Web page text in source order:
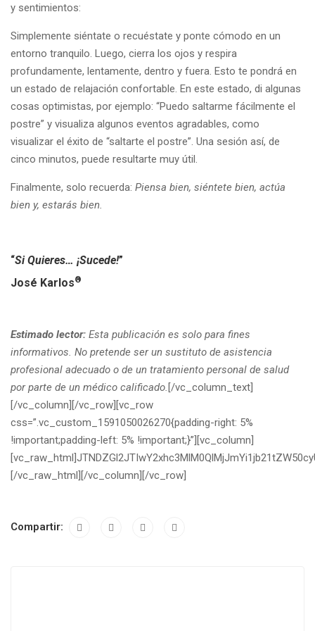
y sentimientos:
Simplemente siéntate o recuéstate y ponte cómodo en un
entorno tranquilo. Luego, cierra los ojos y respira
profundamente, lentamente, dentro y fuera. Esto te pondrá en
un estado de relajación confortable. En este estado, di algunas
cosas optimistas, por ejemplo: “Puedo saltarme fácilmente el
postre” y visualiza algunos eventos agradables, como
visualizar el éxito de “saltarte el postre”. Una sesión así, de
cinco minutos, puede resultarte muy útil.
Finalmente, solo recuerda: Piensa bien, siéntete bien, actúa
bien y, estarás bien.
“Si Quieres… ¡Sucede!”
José Karlos®
Estimado lector: Esta publicación es solo para fines
informativos. No pretende ser un sustituto de asistencia
profesional adecuado o de un tratamiento personal de salud
por parte de un médico calificado. [/vc_column_text]
[/vc_column][/vc_row][vc_row
css=”.vc_custom_1591050026270{padding-right: 5%
!important;padding-left: 5% !important;}”][vc_column]
[/vc_raw_html][/vc_column][/vc_row]
Compartir: